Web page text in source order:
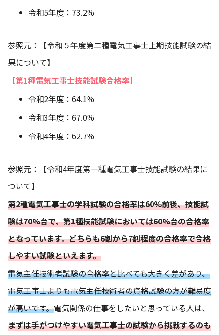
令和5年度：73.2%
参照元：
【令和５年度第二種電気工事士上期技能試験の結
果について】
【第1種電気工事士技能試験合格率】
令和2年度：64.1%
令和3年度：67.0%
令和4年度：62.7%
参照元：
【令和4年度第一種電気工事士技能試験の結果に
ついて】
第2種電気工事士の学科試験の合格率は60%前後、技能試
験は70%台で、第1種技能試験においては60%台の合格率
となっています。どちらも6割から7割程度の合格率で合格
しやすい試験といえます。
電気主任技術者試験の合格率と比べても大きく差があり、
電気工事士よりも電気主任技術者の資格試験の方が難易度
が高いです。電気関係の仕事をしたいと思っている人は、
まずは手がつけやすい電気工事士の試験から挑戦するのも